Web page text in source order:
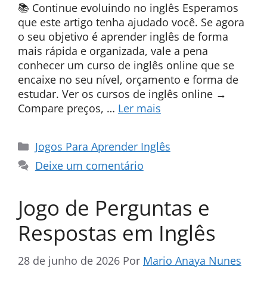
📚 Continue evoluindo no inglês Esperamos
que este artigo tenha ajudado você. Se agora
o seu objetivo é aprender inglês de forma
mais rápida e organizada, vale a pena
conhecer um curso de inglês online que se
encaixe no seu nível, orçamento e forma de
estudar. Ver os cursos de inglês online →
Compare preços, … Ler mais
Categorias
Jogos Para Aprender Inglês
Deixe um comentário
Jogo de Perguntas e
Respostas em Inglês
28 de junho de 2026 Por Mario Anaya Nunes